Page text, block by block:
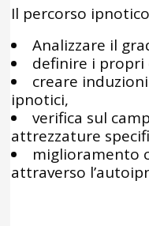
Il percorso
Analizzare il
definire i
creare
ipnotici,
verifica sul
attrezzature
miglioramento
attraverso